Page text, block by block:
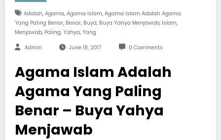
Adalah, Agama, Agama Islam, Agama Islam Adalah Agama
Yang Paling Benar, Benar, Buya, Buya Yahya Menjawab, Islam,
Menjawab, Paling, Yahya, Yang
Admin June 18, 2017 0 Comments
Agama Islam Adalah
Agama Yang Paling
Benar – Buya Yahya
Menjawab